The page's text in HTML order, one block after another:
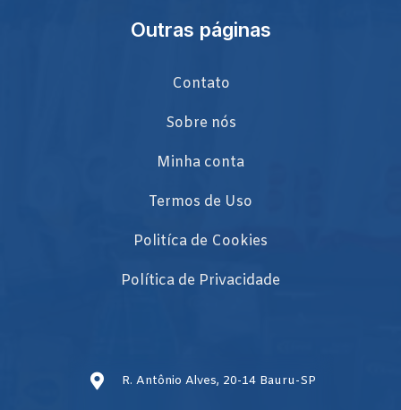
Outras páginas
Contato
Sobre nós
Minha conta
Termos de Uso
Politíca de Cookies
Política de Privacidade
R. Antônio Alves, 20-14 Bauru-SP